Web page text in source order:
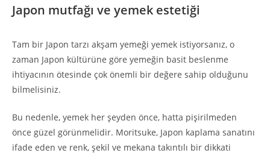
Japon mutfağı ve yemek estetiği
Tam bir Japon tarzı akşam yemeği yemek istiyorsanız, o
zaman Japon kültürüne göre yemeğin basit beslenme
ihtiyacının ötesinde çok önemli bir değere sahip olduğunu
bilmelisiniz.
Bu nedenle, yemek her şeyden önce, hatta pişirilmeden
önce güzel görünmelidir. Moritsuke, Japon kaplama sanatını
ifade eden ve renk, şekil ve mekana takıntılı bir dikkati